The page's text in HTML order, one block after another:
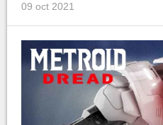
09 oct 2021